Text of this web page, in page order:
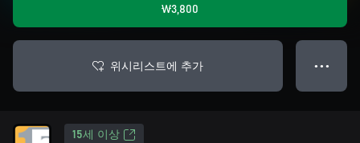
₩3,800
위시리스트에 추가 ● ● ●
15세 이상